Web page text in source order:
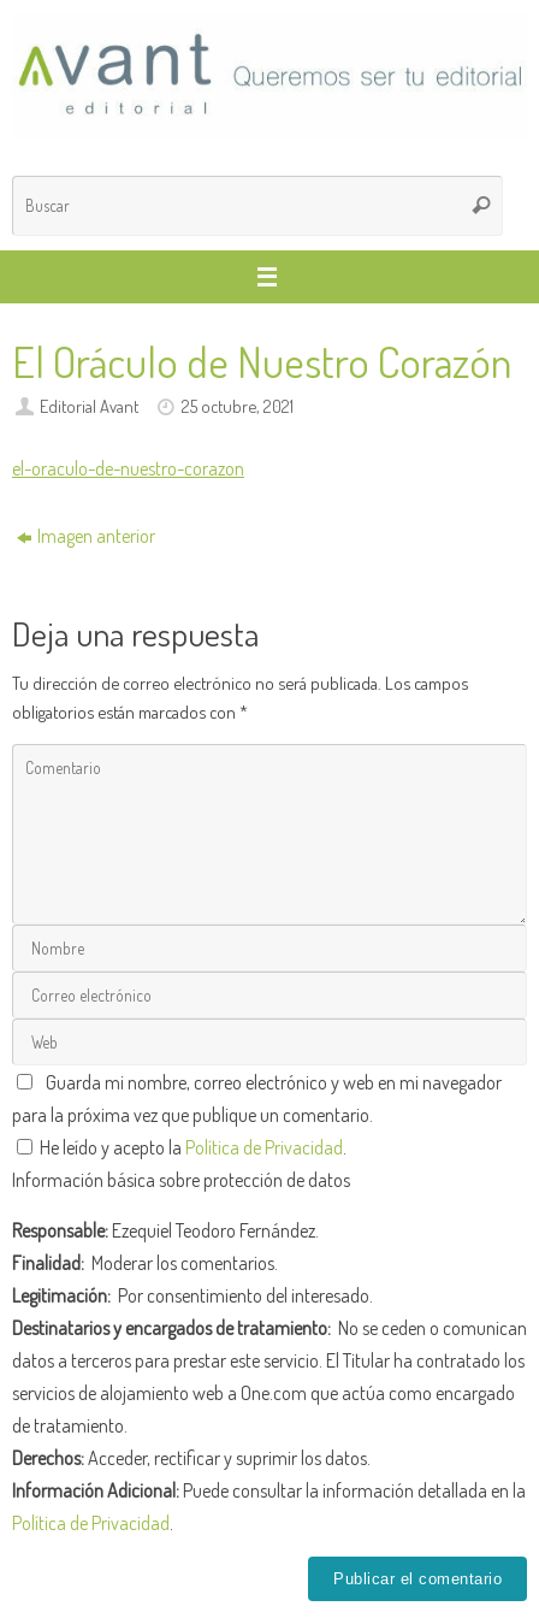
contenido
Buscar
El Oráculo de Nuestro Corazón
Editorial Avant 25 octubre, 2021
el-oraculo-de-nuestro-corazon
Imagen anterior
Deja una respuesta
Tu dirección de correo electrónico no será publicada. Los campos
obligatorios están marcados con *
Guarda mi nombre, correo electrónico y web en mi navegador
para la próxima vez que publique un comentario.
He leído y acepto la Política de Privacidad
Información básica sobre protección de datos
Responsable:Ezequiel Teodoro Fernández.
Finalidad: Moderar los comentarios.
Legitimación: Por consentimiento del interesado.
Destinatarios y encargados de tratamiento: No se ceden o comunican
datos a terceros para prestar este servicio. El Titular ha contratado los
servicios de alojamiento web a One.com que actúa como encargado
de tratamiento.
Derechos:Acceder, rectificar y suprimir los datos.
Información Adicional:Puede consultar la información detallada en la
Política de Privacidad